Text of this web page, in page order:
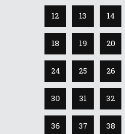
12 13 14
18 19 20
24 25 26
30 31 32
36 37 38